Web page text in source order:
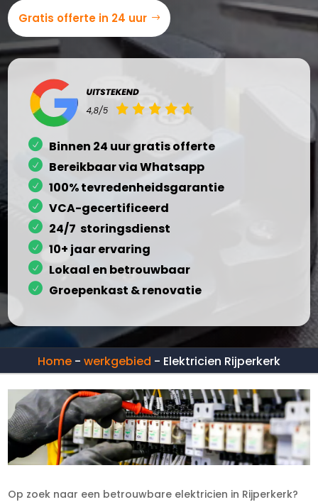
Gratis offerte in 24 uur
Binnen 24 uur gratis offerte
Bereikbaar via Whatsapp
100% tevredenheidsgarantie
VCA-gecertificeerd
24/7 storingsdienst
10+ jaar ervaring
Lokaal en betrouwbaar
Groepenkast & renovatie
Home - werkgebied - Elektricien Rijperkerk
Op zoek naar een betrouwbare elektricien in Rijperkerk?